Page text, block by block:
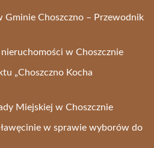
Gminie Choszczno – Przewodnik
nieruchomości w Choszcznie
„Choszczno Kocha
Miejskiej w Choszcznie
w sprawie wyborów do